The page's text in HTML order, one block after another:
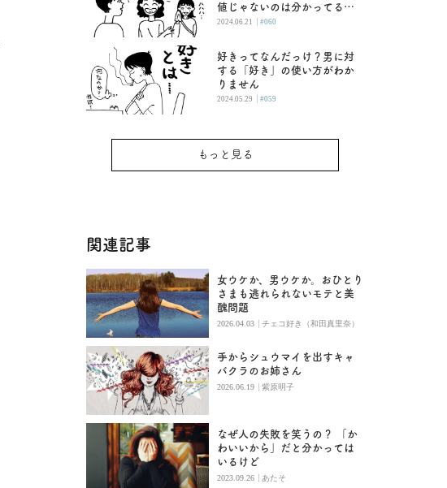
値じゃないのは分かってるけ
ど
2024.06.21 | #060
好きってなんだっけ？男に対
する「好き」の使い方がわか
りません
2024.05.29 | #059
もっと見る
関連記事
女ウケか、男ウケか。おひとり
さまも逃れられないモテと美
醜問題
2026.04.03 | チェコ好き（和田真里奈）
手からシュウマイを出すキャ
バクラのお姉さん
2026.06.19 | 紫原明子
なぜ人の失敗を笑うの？ 「か
わいいから」だと分かっては
いるけど
2023.09.26 | あたそ